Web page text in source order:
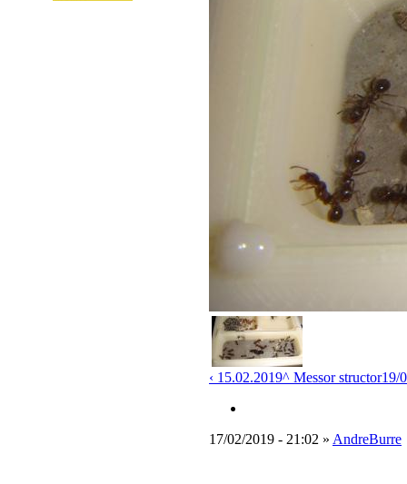
‹ 15.02.2019^ Messor structor19/
17/02/2019 - 21:02 » AndreBurre